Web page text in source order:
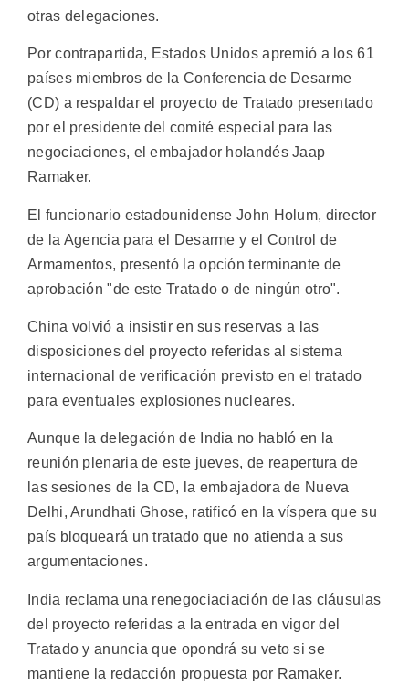
otras delegaciones.
Por contrapartida, Estados Unidos apremió a los 61
países miembros de la Conferencia de Desarme
(CD) a respaldar el proyecto de Tratado presentado
por el presidente del comité especial para las
negociaciones, el embajador holandés Jaap
Ramaker.
El funcionario estadounidense John Holum, director
de la Agencia para el Desarme y el Control de
Armamentos, presentó la opción terminante de
aprobación "de este Tratado o de ningún otro".
China volvió a insistir en sus reservas a las
disposiciones del proyecto referidas al sistema
internacional de verificación previsto en el tratado
para eventuales explosiones nucleares.
Aunque la delegación de India no habló en la
reunión plenaria de este jueves, de reapertura de
las sesiones de la CD, la embajadora de Nueva
Delhi, Arundhati Ghose, ratificó en la víspera que su
país bloqueará un tratado que no atienda a sus
argumentaciones.
India reclama una renegociaciación de las cláusulas
del proyecto referidas a la entrada en vigor del
Tratado y anuncia que opondrá su veto si se
mantiene la redacción propuesta por Ramaker.